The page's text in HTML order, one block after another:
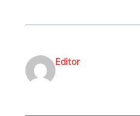
Editor